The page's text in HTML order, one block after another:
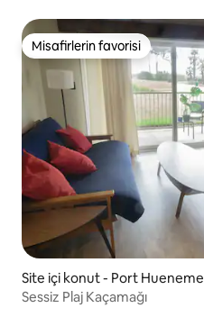
Misafirlerin favorisi
Misafirlerin favorisi
Site içi konut - Port Hueneme
Sessiz Plaj Kaçamağı